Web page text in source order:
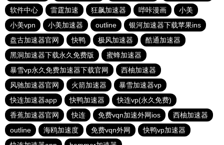
软件中心
雷霆加速 狂飙加速器 哔咔漫画
小美
小美vpn
小美加速器 outline
银河加速器下载苹果ins
盘古加速器官网
快鸭 极风加速器
酷通加速器
黑洞加速器下载永久免费版
蜜蜂加速器
暴雪vp永久免费加速器下载官网
西柚加速器
风驰加速器官网
火箭加速器
暴雪加速器vp
快连加速器app
快鸭加速器
快连vp(永久免费)
香蕉加速器官网
快连 免费vqn加速外网ios
西柚加速器
outline
海鸥加速度 免费vqn外网
快鸭vp加速器